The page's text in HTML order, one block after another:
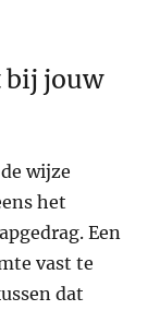
bij jouw
wijze
het
Een
vast te
dat